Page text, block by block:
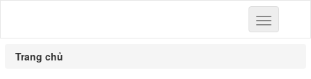
Toggle
navigation
Trang chủ